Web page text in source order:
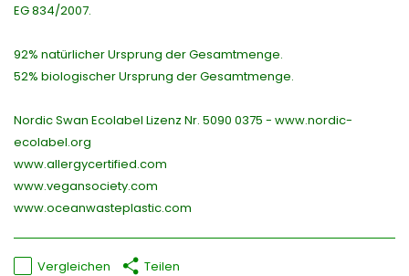
EG 834/2007.
92% natürlicher Ursprung der Gesamtmenge.
52% biologischer Ursprung der Gesamtmenge.
Nordic Swan Ecolabel Lizenz Nr. 5090 0375 - www.nordic-
ecolabel.org
www.allergycertified.com
www.vegansociety.com
www.oceanwasteplastic.com
Vergleichen Teilen